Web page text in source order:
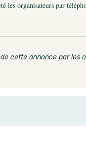
les organisateurs par
cette annonce par les